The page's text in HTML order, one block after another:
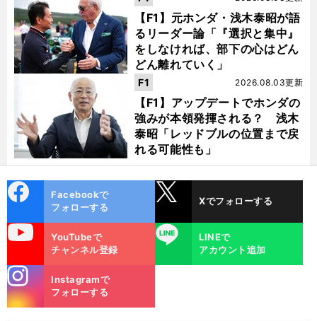
【F1】元ホンダ・浅木泰昭が語
るリーダー論「『選択と集中』
をしなければ、部下の心はどん
どん離れていく」
【F1】アップデートでホンダの
強みが本領発揮される？ 浅木
泰昭「レッドブルの位置まで戻
れる可能性も」
2026.08.03更新
F1
ok
Facebookで
フォローする
Xでフォローする
YouTubeで
チャンネル登録
LINE
LINEで
アカウント追加
m
Instagramで
フォローする